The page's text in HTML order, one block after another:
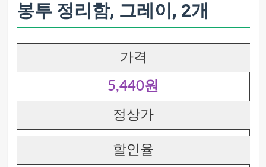
봉투 정리함, 그레이, 2개
가격
5,440원
정상가
할인율